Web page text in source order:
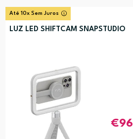
Até 10x Sem Juros
LUZ LED SHIFTCAM SNAPSTUDIO
96